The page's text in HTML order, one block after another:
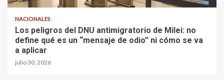
NACIONALES
Los peligros del DNU antimigratorio de Milei: no
define qué es un “mensaje de odio” ni cómo se va
a aplicar
julio 30, 2026